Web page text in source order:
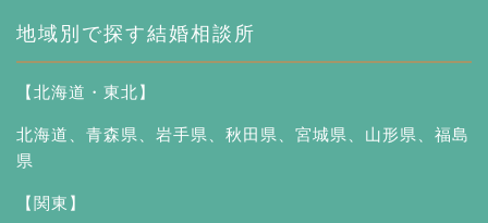
地域別で探す結婚相談所
【北海道・東北】
北海道 青森県 岩手県 秋田県 宮城県 山形県
福島
県
【関東】